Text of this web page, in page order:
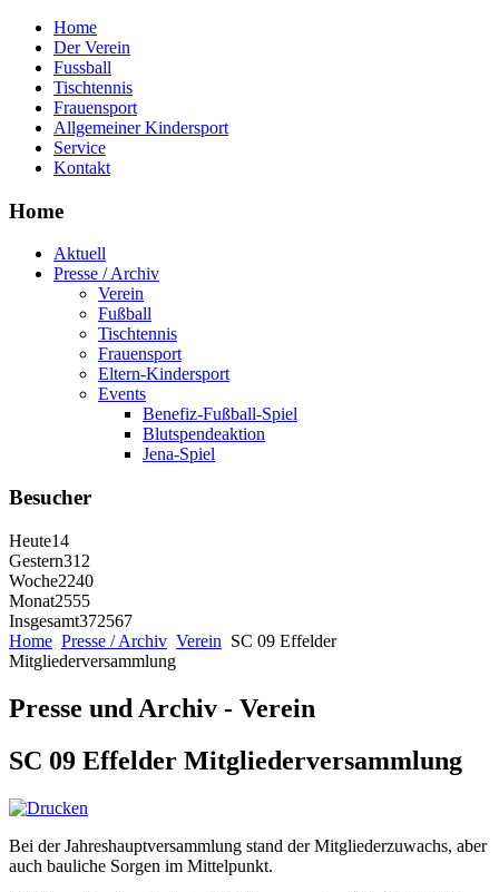
Home
Der Verein
Fussball
Tischtennis
Frauensport
Allgemeiner Kindersport
Service
Kontakt
Home
Aktuell
Presse / Archiv
Verein
Fußball
Tischtennis
Frauensport
Eltern-Kindersport
Events
Benefiz-Fußball-Spiel
Blutspendeaktion
Jena-Spiel
Besucher
Heute14
Gestern312
Woche2240
Monat2555
Insgesamt372567
Home Presse / Archiv Verein SC 09 Effelder
Mitgliederversammlung
Presse und Archiv - Verein
SC 09 Effelder Mitgliederversammlung
Bei der Jahreshauptversammlung stand der Mitgliederzuwachs, aber
auch bauliche Sorgen im Mittelpunkt.